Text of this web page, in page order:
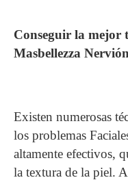
Conseguir la mejor
Masbellezza
Existen numerosas
los problemas
altamente efectivos,
la textura de la piel.